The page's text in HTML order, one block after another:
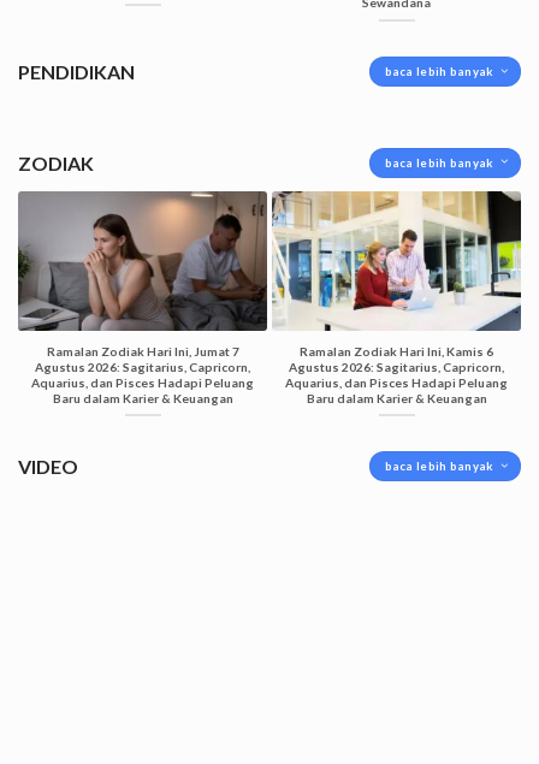
Sewandana
PENDIDIKAN baca lebih banyak
ZODIAK baca lebih banyak
Ramalan Zodiak Hari Ini, Jumat 7
Agustus 2026: Sagitarius, Capricorn,
Aquarius, dan Pisces Hadapi Peluang
Baru dalam Karier & Keuangan
Ramalan Zodiak Hari Ini, Kamis 6
Agustus 2026: Sagitarius, Capricorn,
Aquarius, dan Pisces Hadapi Peluang
Baru dalam Karier & Keuangan
VIDEO baca lebih banyak